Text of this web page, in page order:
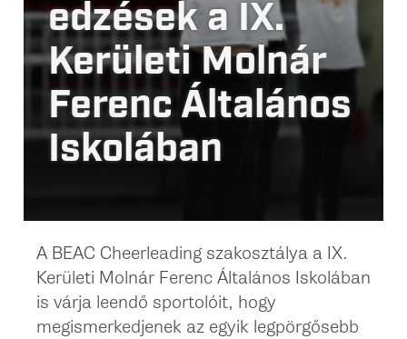
edzések a IX.
Kerületi Molnár
Ferenc Általános
Iskolában
A BEAC Cheerleading szakosztálya a IX.
Kerületi Molnár Ferenc Általános Iskolában
is várja leendő sportolóit, hogy
megismerkedjenek az egyik legpörgősebb